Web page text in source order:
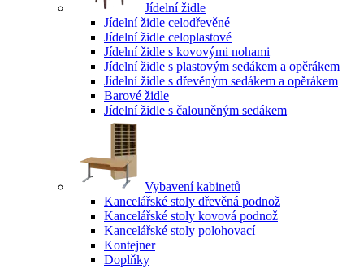
Jídelní židle
Jídelní židle celodřevěné
Jídelní židle celoplastové
Jídelní židle s kovovými nohami
Jídelní židle s plastovým sedákem a opěrákem
Jídelní židle s dřevěným sedákem a opěrákem
Barové židle
Jídelní židle s čalouněným sedákem
Vybavení kabinetů
Kancelářské stoly dřevěná podnož
Kancelářské stoly kovová podnož
Kancelářské stoly polohovací
Kontejner
Doplňky